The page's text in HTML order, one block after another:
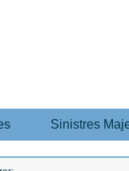
Sinistres